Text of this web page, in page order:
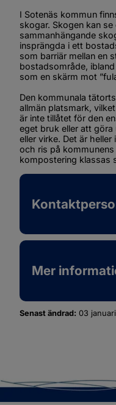
I Sotenäs kommun
skogar. Skogen kan
sammanhängande
insprängda i ett
som barriär mellan en
bostadsområde,
som en skärm mot
Den kommunala
allmän platsmark,
är inte tillåtet för den
eget bruk eller att
eller virke. Det är
och ris på
kompostering klassas
Mer
Senast ändrad: 03